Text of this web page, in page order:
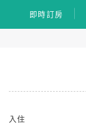
即時訂房
入住